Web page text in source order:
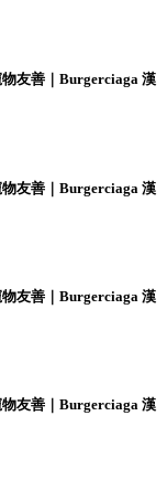
物友善｜Burgerciaga 漢
物友善｜Burgerciaga 漢
物友善｜Burgerciaga 漢
物友善｜Burgerciaga 漢